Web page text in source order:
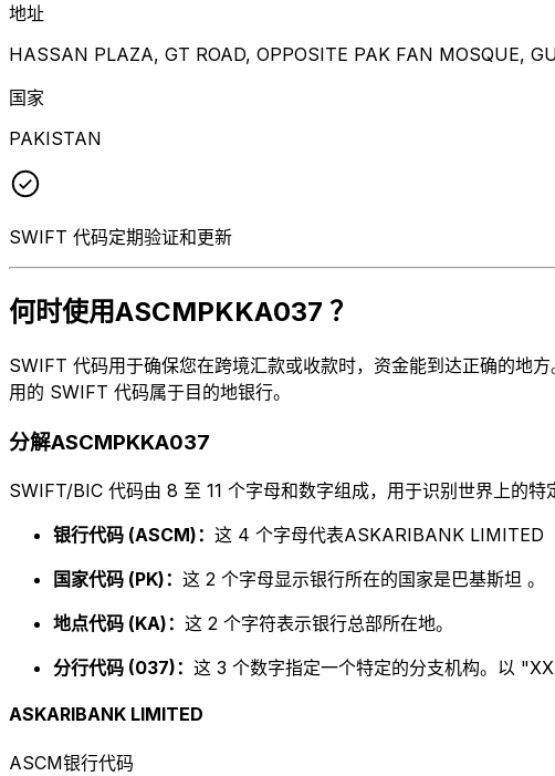
地址
HASSAN PLAZA, GT ROAD, OPPOSITE PAK FAN MOSQUE,
国家
PAKISTAN
SWIFT 代码定期验证和更新
何时使用ASCMPKKA037 ？
SWIFT 代码用于确保您在跨境汇款或收款时，资金能到达正确的
用的 SWIFT 代码属于目的地银行。
分解ASCMPKKA037
SWIFT/BIC 代码由 8 至 11 个字母和数字组成，用于识别世界上的特
银行代码 (ASCM)： 这 4 个字母代表ASKARIBANK LIMITED
国家代码 (PK)： 这 2 个字母显示银行所在的国家是巴基斯坦 。
地点代码 (KA)： 这 2 个字符表示银行总部所在地。
分行代码 (037)： 这 3 个数字指定一个特定的分支机构。以
ASKARIBANK LIMITED
ASCM银行代码